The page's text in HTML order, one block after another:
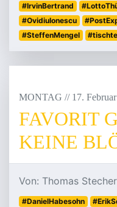
#IrvinBertrand
#OvidiuIonescu
#SteffenMengel
MONTAG // 17. Februar
FAVORIT
KEINE
Von: Thomas Stecher
#DanielHabesohn